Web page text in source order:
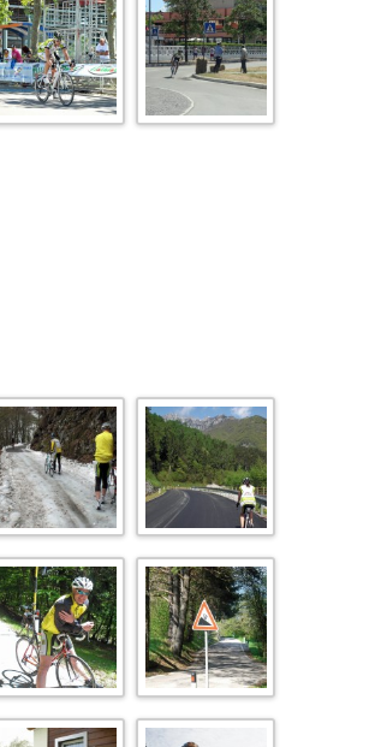
BERICHTE